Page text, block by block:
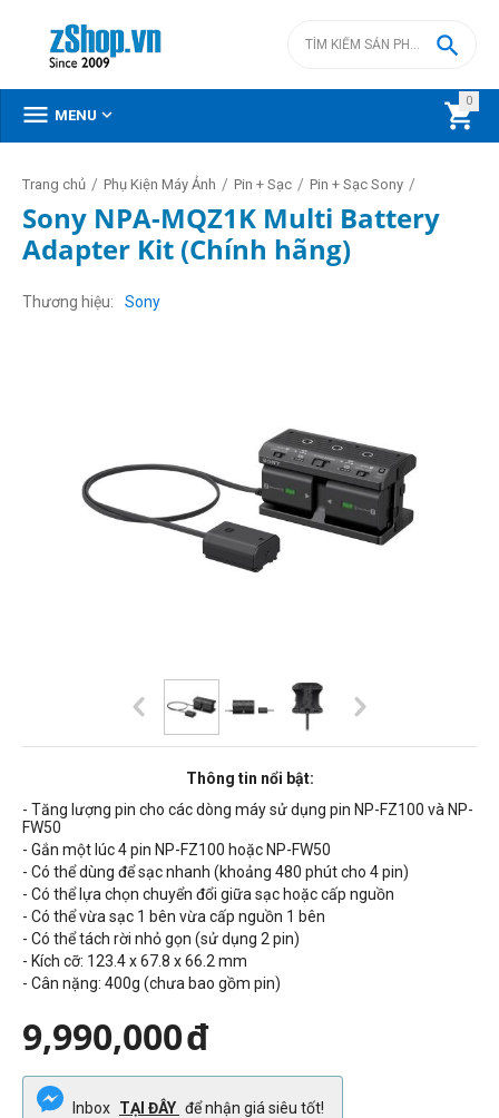
0


 MENU 
Trang chủ / Phụ Kiện Máy Ảnh / Pin + Sạc / Pin + Sạc Sony /
Sony NPA-MQZ1K Multi Battery
Adapter Kit (Chính hãng)
Thương hiệu Sony
Thông tin nổi bật:
- Tăng lượng pin cho các dòng máy sử dụng pin NP-FZ100 và NP-
FW50
- Gắn một lúc 4 pin NP-FZ100 hoặc NP-FW50
- Có thể dùng để sạc nhanh (khoảng 480 phút cho 4 pin)
- Có thể lựa chọn chuyển đổi giữa sạc hoặc cấp nguồn
- Có thể vừa sạc 1 bên vừa cấp nguồn 1 bên
- Có thể tách rời nhỏ gọn (sử dụng 2 pin)
- Kích cỡ: 123.4 x 67.8 x 66.2 mm
- Cân nặng: 400g (chưa bao gồm pin)
9,990,000đ
Inbox TẠI ĐÂY để nhận giá siêu tốt!